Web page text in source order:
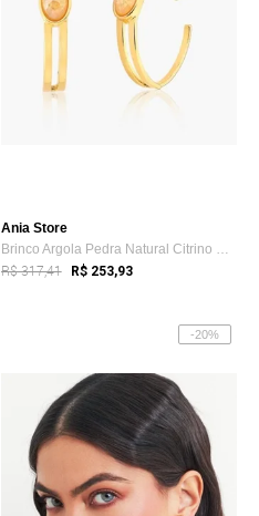
Ania Store
Brinco Argola Pedra Natural Citrino Semi...
R$ 317,41 R$ 253,93
-20%